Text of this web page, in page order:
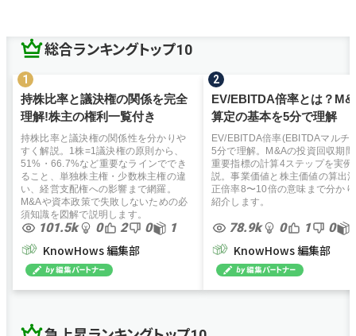
総合ランキングトップ10
持株比率と議決権の関係を完全
理解!株主の権利一覧付き
持株比率と議決権の関係性を分かりや
すく解説。1株=1議決権の原則から、
51%・66.7%など重要なラインででき
ること、単独株主権・少数株主権の違
い、経営支配権への影響まで網羅。
M&Aや資本政策で失敗しないための必
須知識を図解で説明します。
101.5k 0 2 0 1
KnowHows 編集部
EV/EBITDA倍率とは？
算定の基本を5分で理解
EV/EBITDA倍率(EBITDAマルチ
5分で理解。M&Aの投資回収期
重要指標の計算4ステップを実例
説。事業価値と株主価値の算出
正倍率8〜10倍の意味まで分か
紹介します。
78.9k 0 1 0
KnowHows 編集部